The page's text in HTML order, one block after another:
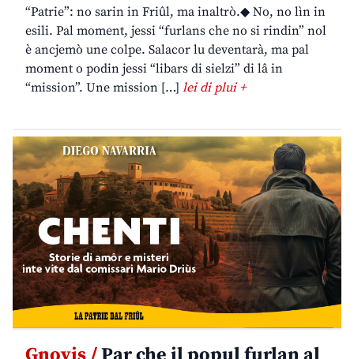
“Patrie”: no sarin in Friûl, ma inaltrò.◆ No, no lìn in
esili. Pal moment, jessi “furlans che no si rindin” nol
è ancjemò une colpe. Salacor lu deventarà, ma pal
moment o podin jessi “libars di sielzi” di lâ in
“mission”. Une mission […] lei di plui +